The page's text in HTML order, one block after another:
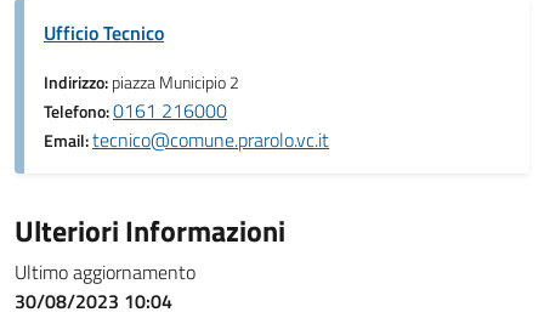
Ufficio Tecnico
Indirizzo:piazza Municipio 2
Telefono:0161 216000
Email:tecnico@comune.prarolo.vc.it
Ulteriori Informazioni
Ultimo aggiornamento
30/08/2023 10:04